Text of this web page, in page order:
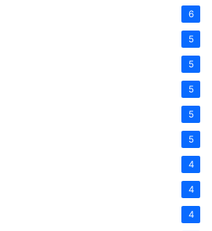
6
5
5
5
5
5
4
4
4